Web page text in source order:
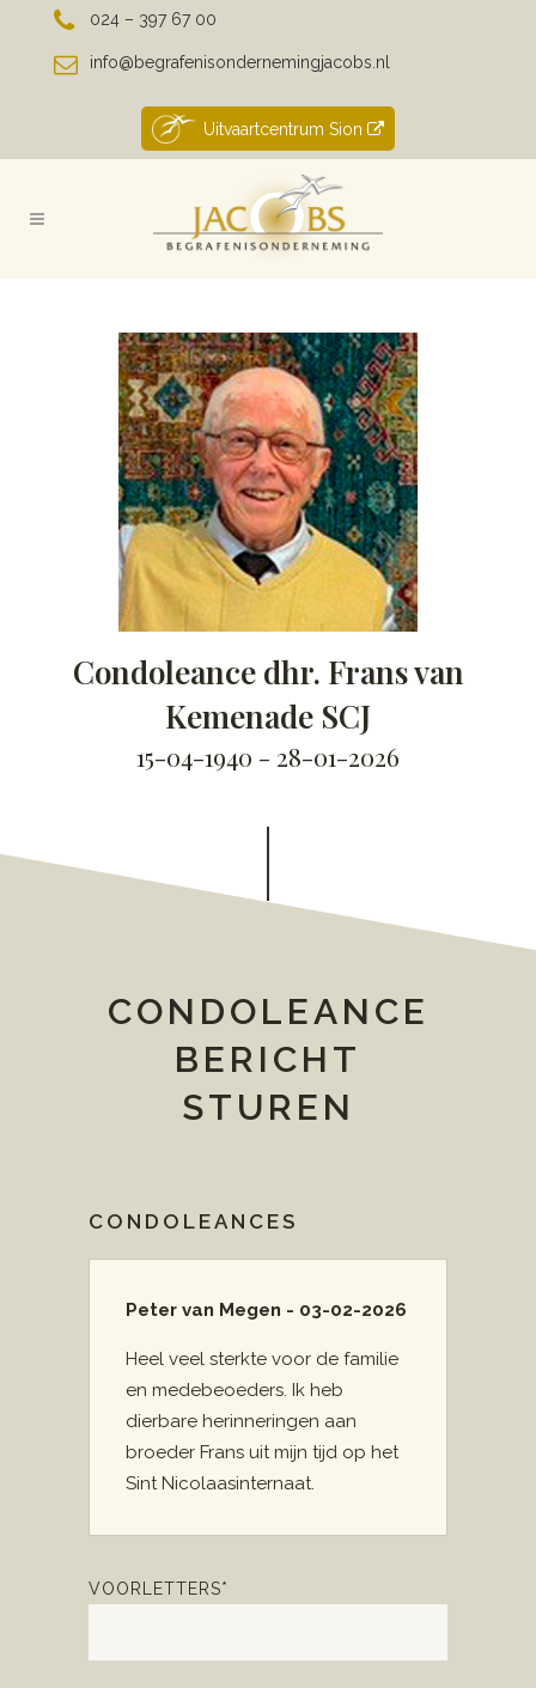
024 – 397 67 00
info@begrafenisondernemingjacobs.nl
Uitvaartcentrum Sion
Condoleance dhr. Frans van
Kemenade SCJ
15-04-1940 - 28-01-2026
CONDOLEANCE
BERICHT
STUREN
CONDOLEANCES
Peter van Megen - 03-02-2026
Heel veel sterkte voor de familie
en medebeoeders. Ik heb
dierbare herinneringen aan
broeder Frans uit mijn tijd op het
Sint Nicolaasinternaat.
VOORLETTERS*